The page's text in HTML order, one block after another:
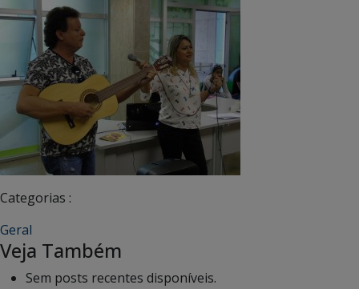
Categorias :
Geral
Veja Também
Sem posts recentes disponíveis.